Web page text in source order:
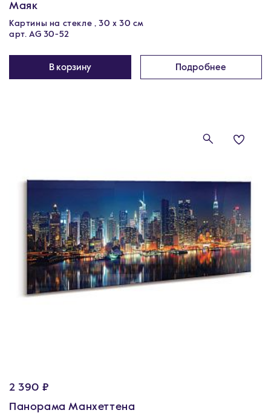
Маяк
Картины на стекле , 30 x 30 см
арт. AG 30-52
В корзину Подробнее
2 390 ₽
Панорама Манхеттена